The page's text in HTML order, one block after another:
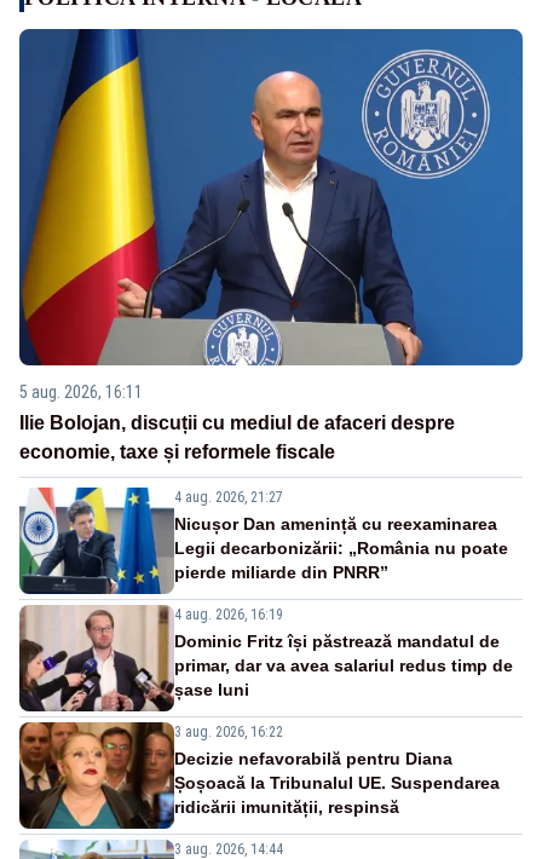
5 aug. 2026, 16:11
Ilie Bolojan, discuții cu mediul de afaceri despre
economie, taxe și reformele fiscale
4 aug. 2026, 21:27
Nicușor Dan amenință cu reexaminarea
Legii decarbonizării: „România nu poate
pierde miliarde din PNRR”
4 aug. 2026, 16:19
Dominic Fritz își păstrează mandatul de
primar, dar va avea salariul redus timp de
șase luni
3 aug. 2026, 16:22
Decizie nefavorabilă pentru Diana
Șoșoacă la Tribunalul UE. Suspendarea
ridicării imunității, respinsă
3 aug. 2026, 14:44